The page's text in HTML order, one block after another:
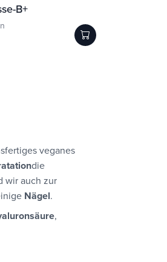
B+
veganes
die
wir auch zur
Nägel.
,